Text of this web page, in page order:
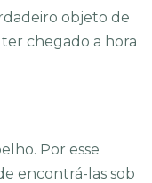
objeto de
chegado a hora
Por esse
encontrá-las sob